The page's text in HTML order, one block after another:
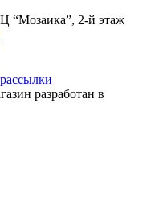
“Мозаика”, 2-й этаж
разработан в